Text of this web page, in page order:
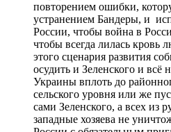
повторением ошибки,
устранением Бандеры, и
России, чтобы война в
чтобы всегда лилась кровь
этого сценария развития
осудить и Зеленского и всё
Украины вплоть до
сельского уровня или же
сами Зеленского, а всех из
западные хозяева не